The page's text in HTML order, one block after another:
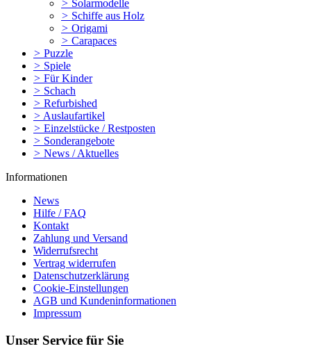
> Solarmodelle
> Schiffe aus Holz
> Origami
> Carapaces
> Puzzle
> Spiele
> Für Kinder
> Schach
> Refurbished
> Auslaufartikel
> Einzelstücke / Restposten
> Sonderangebote
> News / Aktuelles
Informationen
News
Hilfe / FAQ
Kontakt
Zahlung und Versand
Widerrufsrecht
Vertrag widerrufen
Datenschutzerklärung
Cookie-Einstellungen
AGB und Kundeninformationen
Impressum
Unser Service für Sie